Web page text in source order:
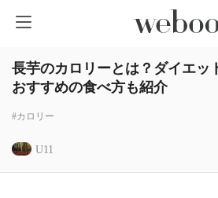
長芋のカロリーとは？ダイエッ
おすすめの食べ方も紹介
#カロリー
U11